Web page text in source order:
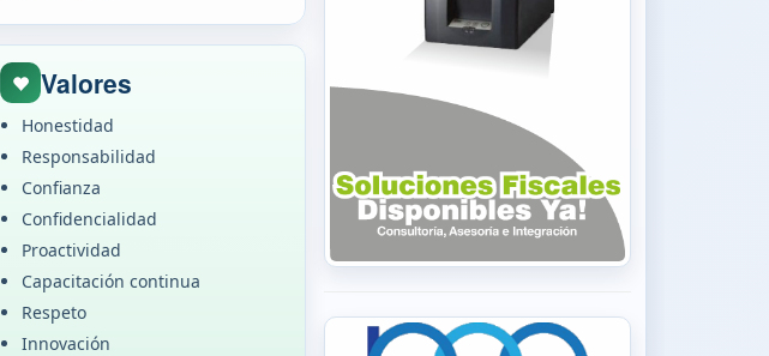
Valores
Honestidad
Responsabilidad
Confianza
Confidencialidad
Proactividad
Capacitación continua
Respeto
Innovación